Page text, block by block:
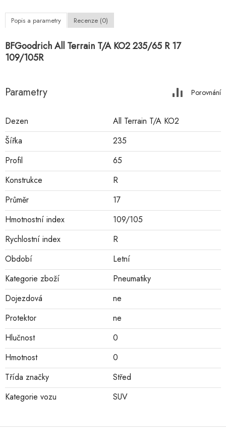
Popis a parametry Recenze (0)
BFGoodrich All Terrain T/A KO2 235/65 R 17
109/105R
Parametry Porovnání
Dezen
All Terrain T/A KO2
Šířka
235
Profil
65
Konstrukce
R
Průměr
17
Hmotnostní index
109/105
Rychlostní index
R
Období
Letní
Kategorie zboží
Pneumatiky
Dojezdová
ne
Protektor
ne
Hlučnost
0
Hmotnost
0
Třída značky
Střed
Kategorie vozu
SUV